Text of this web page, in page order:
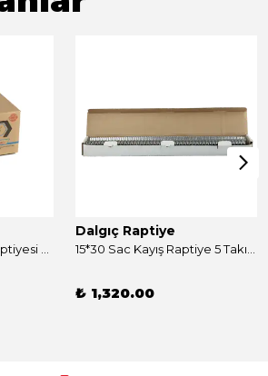
Dalgıç Raptiye
₺ 1,320.00